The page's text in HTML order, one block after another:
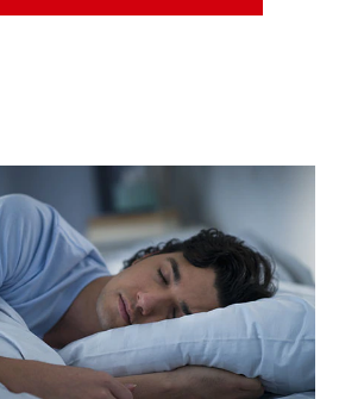
CUPONES
DÓNDE COMPRAR
PE (ES)